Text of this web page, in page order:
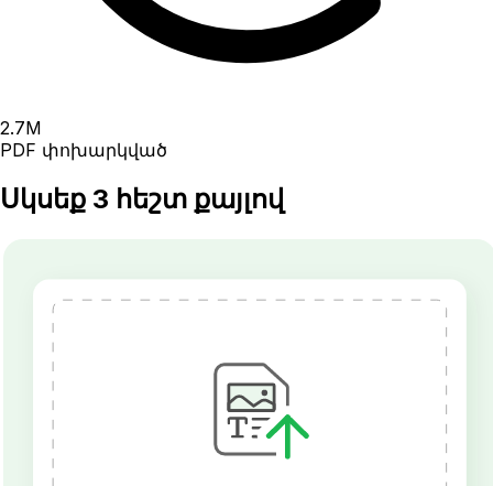
2.7M
PDF փոխարկված
Սկսեք 3 հեշտ քայլով